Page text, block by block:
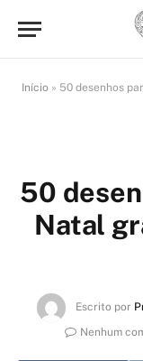
Início » 50 desenhos
50
Natal
Escrito por
Nenhum